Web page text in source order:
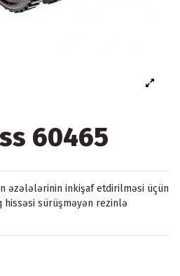
60465
əzələlərinin inkişaf etdirilməsi üçün
hissəsi sürüşməyən rezinlə